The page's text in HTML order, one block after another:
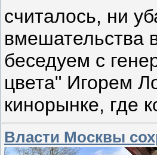
считалось, ни
вмешательства
беседуем с
цвета" Игорем
кинорынке, где
Власти Москвы